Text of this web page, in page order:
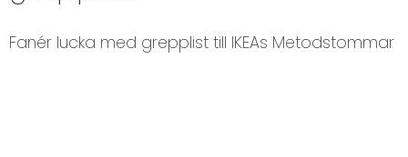
Fanér lucka med grepplist till IKEAs Metodstommar